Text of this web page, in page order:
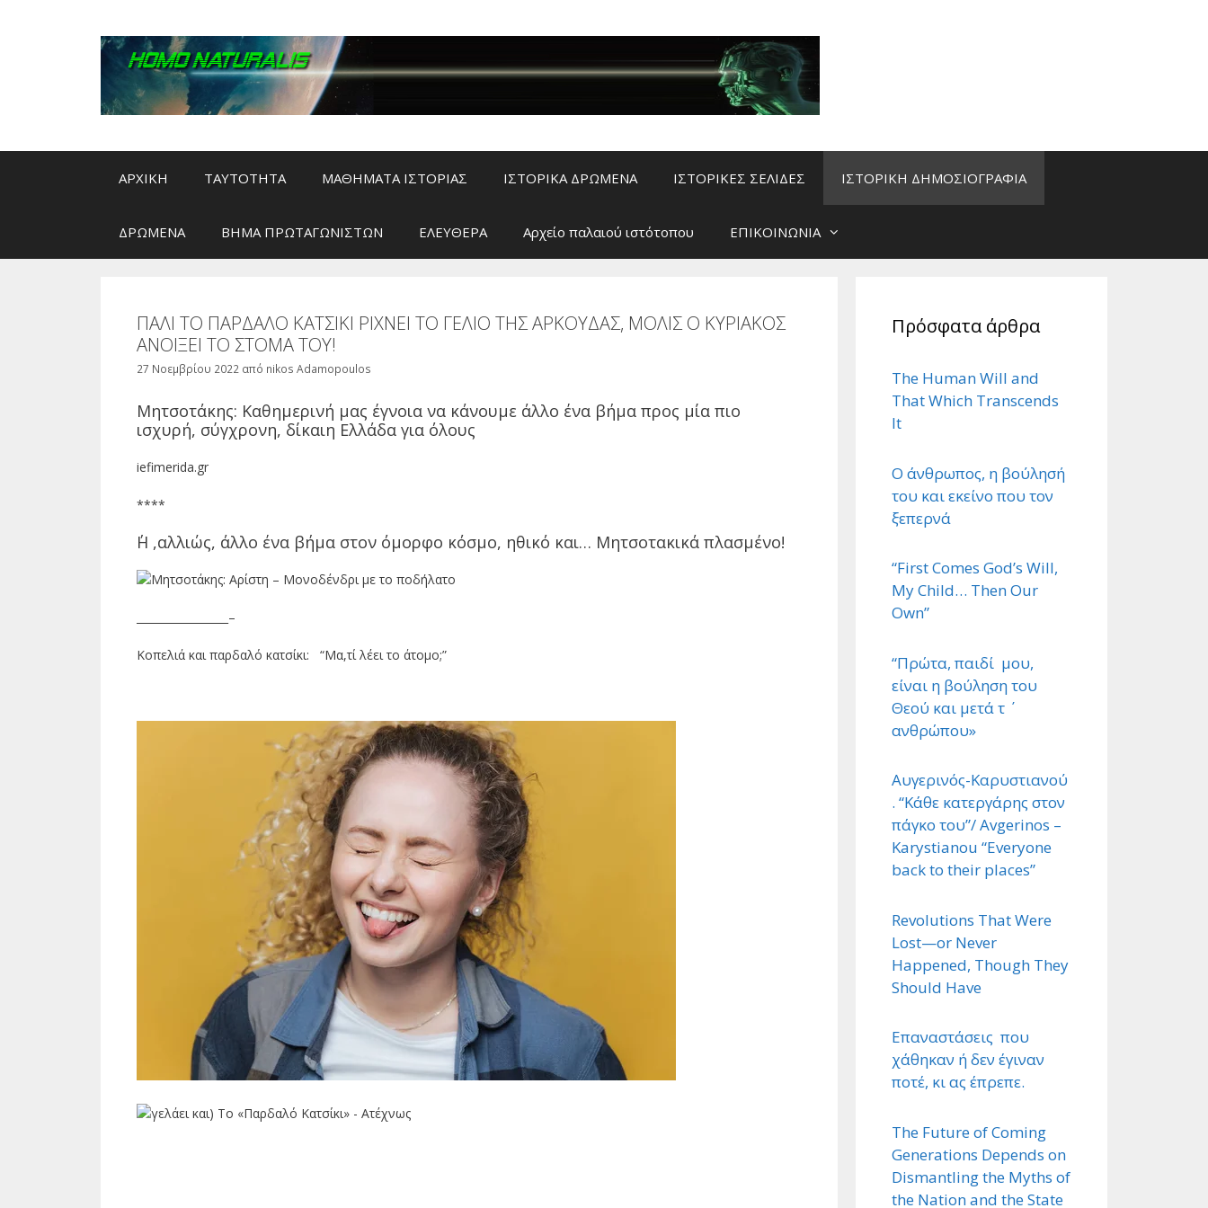
ΑΡΧΙΚΗ ΤΑΥΤΟΤΗΤΑ ΜΑΘΗΜΑΤΑ ΙΣΤΟΡΙΑΣ ΙΣΤΟΡΙΚΑ ΔΡΩΜΕΝΑ ΙΣΤΟΡΙΚΕΣ ΣΕΛΙΔΕΣ ΙΣΤΟΡΙΚΗ ΔΗΜΟΣΙΟΓΡΑΦΙΑ
ΔΡΩΜΕΝΑ ΒΗΜΑ ΠΡΩΤΑΓΩΝΙΣΤΩΝ ΕΛΕΥΘΕΡΑ Αρχείο παλαιού ιστότοπου ΕΠΙΚΟΙΝΩΝΙΑ
ΠΑΛΙ ΤΟ ΠΑΡΔΑΛΟ ΚΑΤΣΙΚΙ ΡΙΧΝΕΙ ΤΟ ΓΕΛΙΟ ΤΗΣ ΑΡΚΟΥΔΑΣ, ΜΟΛΙΣ Ο ΚΥΡΙΑΚΟΣ
ΑΝΟΙΞΕΙ ΤΟ ΣΤΟΜΑ ΤΟΥ!
27 Νοεμβρίου 2022 από nikos Adamopoulos
Μητσοτάκης: Καθημερινή μας έγνοια να κάνουμε άλλο ένα βήμα προς μία πιο
ισχυρή, σύγχρονη, δίκαιη Ελλάδα για όλους
iefimerida.gr
****
΄Η ,αλλιώς, άλλο ένα βήμα στον όμορφο κόσμο, ηθικό και… Μητσοτακικά πλασμένο!
_________________–
Κοπελιά και παρδαλό κατσίκι: “Μα,τί λέει το άτομο;”
Πρόσφατα άρθρα
The Human Will and
That Which Transcends
It
Ο άνθρωπος, η βούλησή
του και εκείνο που τον
ξεπερνά
“First Comes God’s Will,
My Child… Then Our
Own”
“Πρώτα, παιδί μου,
είναι η βούληση του
Θεού και μετά τ ΄
ανθρώπου»
Αυγερινός-Καρυστιανού
. “Κάθε κατεργάρης στον
πάγκο του”/ Avgerinos –
Karystianou “Εveryone
back to their places”
Revolutions That Were
Lost—or Never
Happened, Though They
Should Have
Επαναστάσεις που
χάθηκαν ή δεν έγιναν
ποτέ, κι ας έπρεπε.
The Future of Coming
Generations Depends on
Dismantling the Myths of
the Nation and the State